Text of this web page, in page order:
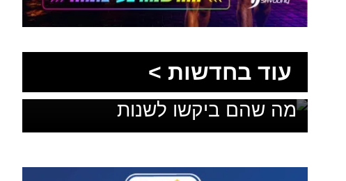
עוד בחדשות >
1,600 מתושבי עומר השתתפו
בגיבוש תוכנית האב לחינוך: זה
מה שהם ביקשו לשנות